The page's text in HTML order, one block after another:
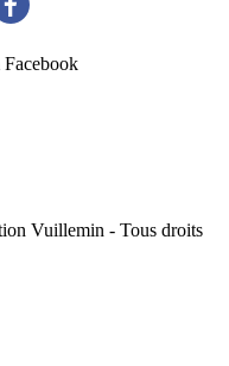
Vuillemin - Tous droits